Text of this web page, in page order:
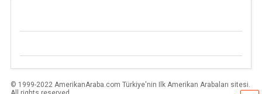
© 1999-2022 AmerikanAraba.com Türkiye'nin Ilk Amerikan Arabaları sitesi.